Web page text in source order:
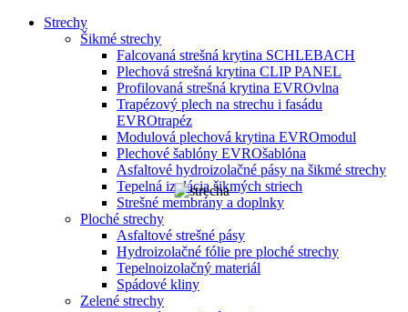
Strechy
Šikmé strechy
Falcovaná strešná krytina SCHLEBACH
Plechová strešná krytina CLIP PANEL
Profilovaná strešná krytina EVROvlna
Trapézový plech na strechu i fasádu
EVROtrapéz
Modulová plechová krytina EVROmodul
Plechové šablóny EVROšablóna
Asfaltové hydroizolačné pásy na šikmé strechy
Tepelná izolácia šikmých striech
Strešné membrány a doplnky
Ploché strechy
Asfaltové strešné pásy
Hydroizolačné fólie pre ploché strechy
Tepelnoizolačný materiál
Spádové kliny
Zelené strechy